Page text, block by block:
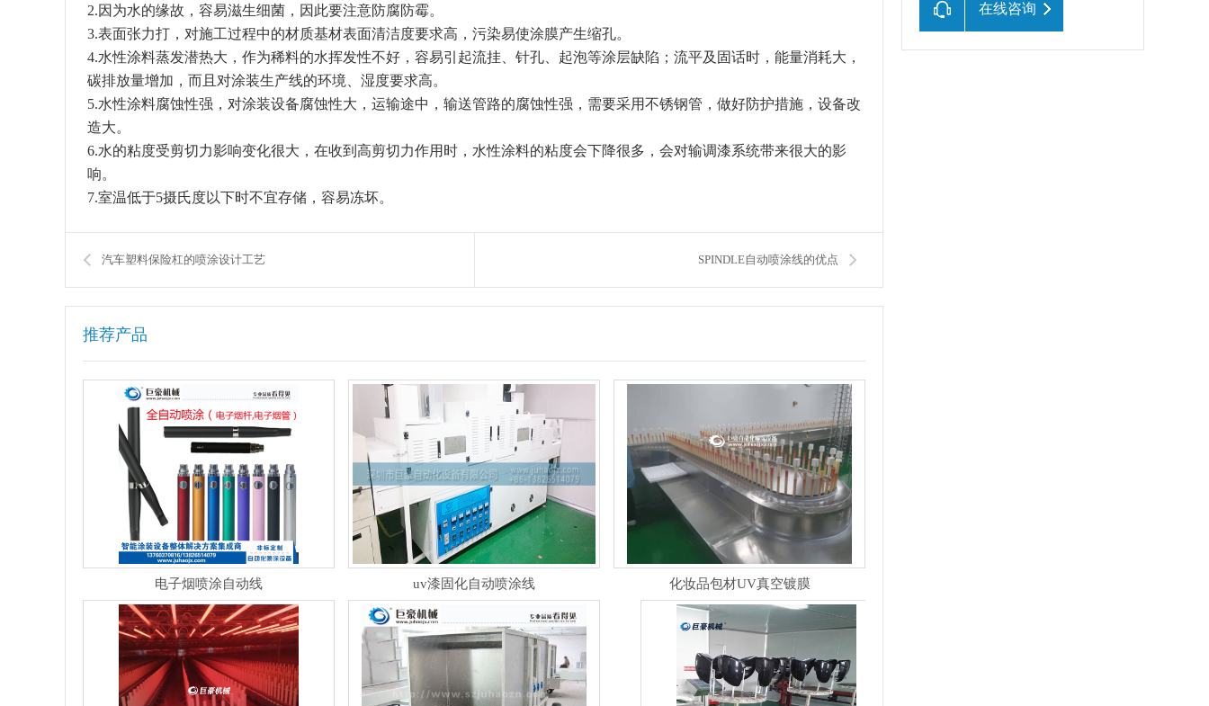
在线咨询
2.因为水的缘故，容易滋生细菌，因此要注意防腐防霉。
3.表面张力打，对施工过程中的材质基材表面清洁度要求高，污染易使涂膜产生缩孔。
4.水性涂料蒸发潜热大，作为稀料的水挥发性不好，容易引起流挂、针孔、起泡等涂层缺陷；流平及固话时，能量消耗大，
碳排放量增加，而且对涂装生产线的环境、湿度要求高。
5.水性涂料腐蚀性强，对涂装设备腐蚀性大，运输途中，输送管路的腐蚀性强，需要采用不锈钢管，做好防护措施，设备改
造大。
6.水的粘度受剪切力影响变化很大，在收到高剪切力作用时，水性涂料的粘度会下降很多，会对输调漆系统带来很大的影
响。
7.室温低于5摄氏度以下时不宜存储，容易冻坏。
汽车塑料保险杠的喷涂设计工艺 SPINDLE自动喷涂线的优点
推荐产品
电子烟喷涂自动线 uv漆固化自动喷涂线 化妆品包材UV真空镀膜